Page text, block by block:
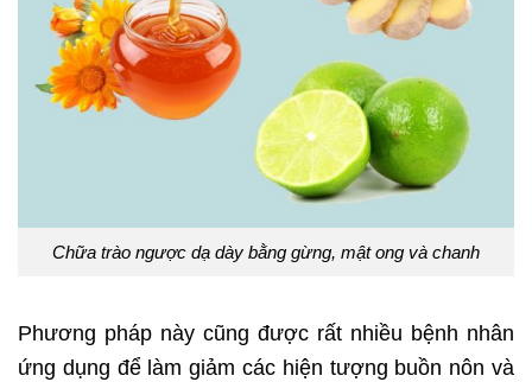
Chữa trào ngược dạ dày bằng gừng, mật ong và chanh
Phương pháp này cũng được rất nhiều bệnh nhân
ứng dụng để làm giảm các hiện tượng buồn nôn và